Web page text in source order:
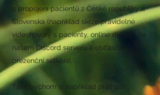
o propojení pacientů z České republiky a
Slovenska (například skrze pravidelné
videohovory s pacienty, online diskuze na
našem Discord serveru a občasná
prezenční setkání).
Také bychom si například přáli dát